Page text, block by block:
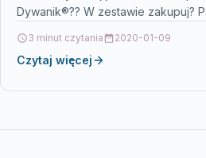
Dywanik®?? W zestawie zakupuj?
3 minut czytania 2020-01-09
Czytaj więcej